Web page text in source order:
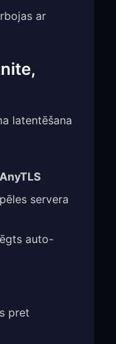
ar
latentēšana
AnyTLS
servera
auto-
pret